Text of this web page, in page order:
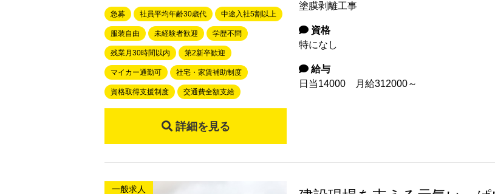
塗膜剥離工事
資格
特になし
給与
日当14000 月給312000～
急募 社員平均年齢30歳代 中途入社5割以上
服装自由 未経験者歓迎 学歴不問
残業月30時間以内 第2新卒歓迎
マイカー通勤可 社宅・家賃補助制度
資格取得支援制度 交通費全額支給
詳細を見る
一般求人